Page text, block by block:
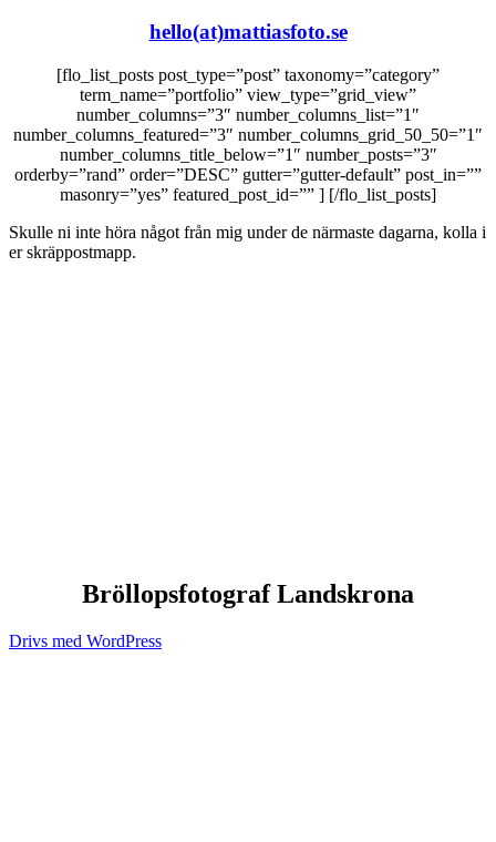
hello(at)mattiasfoto.se
[flo_list_posts post_type=”post” taxonomy=”category”
term_name=”portfolio” view_type=”grid_view”
number_columns=”3″ number_columns_list=”1″
number_columns_featured=”3″ number_columns_grid_50_50=”1″
number_columns_title_below=”1″ number_posts=”3″
orderby=”rand” order=”DESC” gutter=”gutter-default” post_in=””
masonry=”yes” featured_post_id=”” ] [/flo_list_posts]
Skulle ni inte höra något från mig under de närmaste dagarna, kolla i
er skräppostmapp.
Bröllopsfotograf Landskrona
Drivs med WordPress